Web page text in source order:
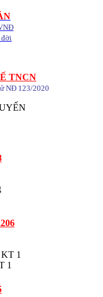
đời
TNCN
NĐ 123/2020
1